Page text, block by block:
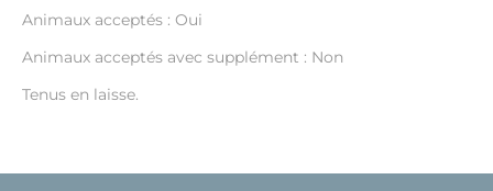
Animaux acceptés : Oui
Animaux acceptés avec supplément : Non
Tenus en laisse.